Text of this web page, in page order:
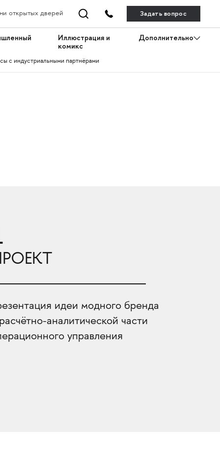
открытых дверей Задать вопрос
Иллюстрация и
комикс
Дополнительно
с индустриальными партнёрами
идеи модного бренда
аналитической части
управления